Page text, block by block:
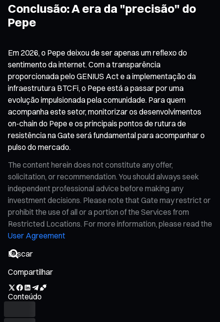
Conclusão: A era da "precisão" do
Pepe
Em 2026, o Pepe deixou de ser apenas um reflexo do
sentimento da internet. Com a transparência
proporcionada pelo GENIUS Act e a implementação da
infraestrutura BTCFi, o Pepe está a passar por uma
evolução impulsionada pela comunidade. Para quem
acompanha este setor, monitorizar os desenvolvimentos
on-chain do Pepe e os principais pontos de rutura de
resistência na Gate será fundamental para acompanhar o
pulso do mercado.
The content herein does not constitute any offer,
solicitation, or recommendation. You should always seek
independent professional advice before making any
investment decisions. Please note that Gate may restrict or
prohibit the use of all or a portion of the Services from
Restricted Locations. For more information, please read the
User Agreement
Compartilhar
Conteúdo